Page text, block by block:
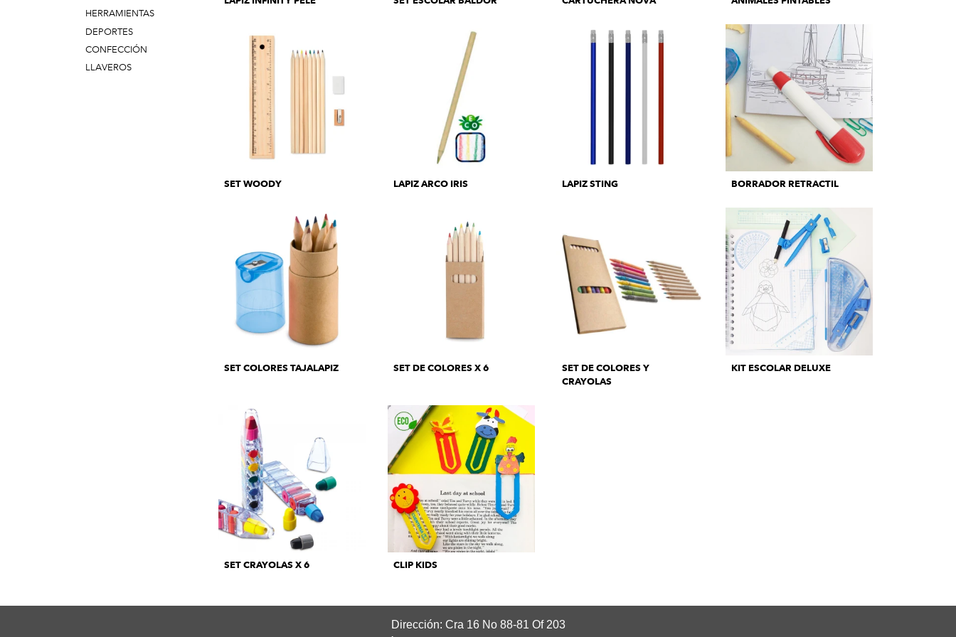
HERRAMIENTAS
DEPORTES
CONFECCIÓN
LLAVEROS
SET WOODY LAPIZ ARCO IRIS LAPIZ STING BORRADOR RETRACTIL
SET COLORES TAJALAPIZ SET DE COLORES X 6
SET DE COLORES Y
CRAYOLAS
KIT ESCOLAR DELUXE
SET CRAYOLAS X 6 CLIP KIDS
Dirección: Cra 16 No 88-81 Of 203